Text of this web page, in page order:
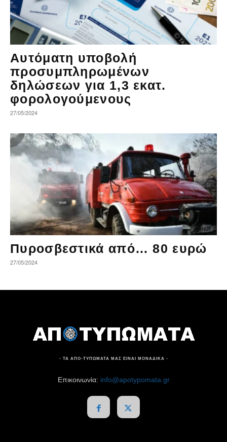
Αυτόματη υποβολή
προσυμπληρωμένων
δηλώσεων για 1,3 εκατ.
φορολογούμενους
27/05/2024
Πυροσβεστικά από… 80 ευρώ
27/05/2024
- ΤΑ ΑΠΟ-ΤΥΠΩΜΑΤΑ ΜΑΣ ΕΙΝΑΙ ΜΟΝΑΔΙΚΑ -
Επικοινωνία: info@apotypomata.gr